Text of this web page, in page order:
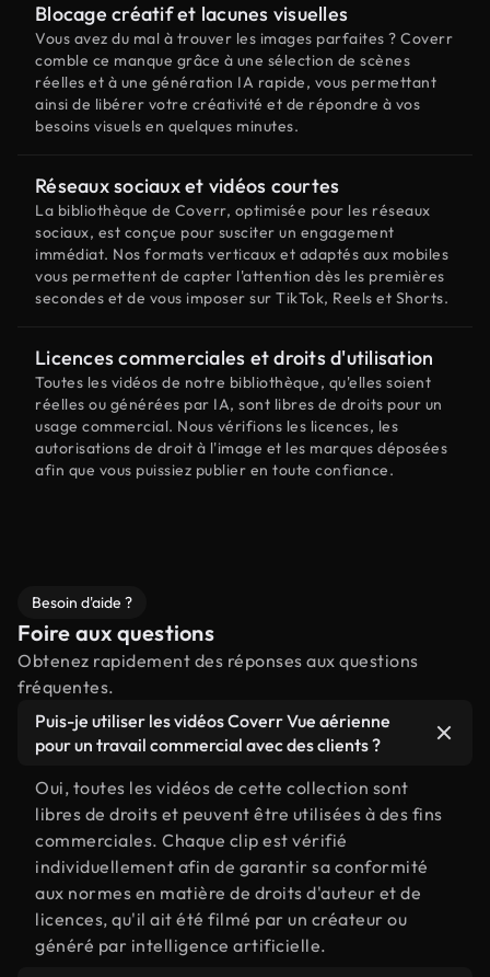
Blocage créatif et lacunes visuelles
Vous avez du mal à trouver les images parfaites ? Coverr
comble ce manque grâce à une sélection de scènes
réelles et à une génération IA rapide, vous permettant
ainsi de libérer votre créativité et de répondre à vos
besoins visuels en quelques minutes.
Réseaux sociaux et vidéos courtes
La bibliothèque de Coverr, optimisée pour les réseaux
sociaux, est conçue pour susciter un engagement
immédiat. Nos formats verticaux et adaptés aux mobiles
vous permettent de capter l'attention dès les premières
secondes et de vous imposer sur TikTok, Reels et Shorts.
Licences commerciales et droits d'utilisation
Toutes les vidéos de notre bibliothèque, qu'elles soient
réelles ou générées par IA, sont libres de droits pour un
usage commercial. Nous vérifions les licences, les
autorisations de droit à l'image et les marques déposées
afin que vous puissiez publier en toute confiance.
Besoin d'aide ?
Foire aux questions
Obtenez rapidement des réponses aux questions
fréquentes.
Puis-je utiliser les vidéos Coverr Vue aérienne
pour un travail commercial avec des clients ?
Oui, toutes les vidéos de cette collection sont
libres de droits et peuvent être utilisées à des fins
commerciales. Chaque clip est vérifié
individuellement afin de garantir sa conformité
aux normes en matière de droits d'auteur et de
licences, qu'il ait été filmé par un créateur ou
généré par intelligence artificielle.